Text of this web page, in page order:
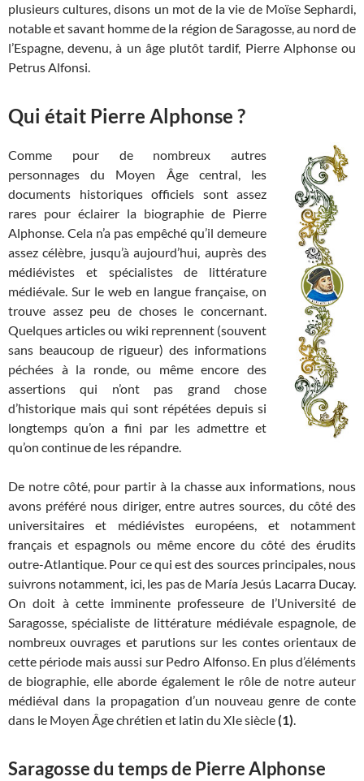
plusieurs cultures, disons un mot de la vie de Moïse Sephardi,
notable et savant homme de la région de Saragosse, au nord de
l’Espagne, devenu, à un âge plutôt tardif, Pierre Alphonse ou
Petrus Alfonsi.
Qui était Pierre Alphonse ?
Comme pour de nombreux autres
personnages du Moyen Âge central, les
documents historiques officiels sont assez
rares pour éclairer la biographie de Pierre
Alphonse. Cela n’a pas empêché qu’il demeure
assez célèbre, jusqu’à aujourd’hui, auprès des
médiévistes et spécialistes de littérature
médiévale. Sur le web en langue française, on
trouve assez peu de choses le concernant.
Quelques articles ou wiki reprennent (souvent
sans beaucoup de rigueur) des informations
péchées à la ronde, ou même encore des
assertions qui n’ont pas grand chose
d’historique mais qui sont répétées depuis si
longtemps qu’on a fini par les admettre et
qu’on continue de les répandre.
De notre côté, pour partir à la chasse aux informations, nous
avons préféré nous diriger, entre autres sources, du côté des
universitaires et médiévistes européens, et notamment
français et espagnols ou même encore du côté des érudits
outre-Atlantique. Pour ce qui est des sources principales, nous
suivrons notamment, ici, les pas de María Jesús Lacarra Ducay.
On doit à cette imminente professeure de l’Université de
Saragosse, spécialiste de littérature médiévale espagnole, de
nombreux ouvrages et parutions sur les contes orientaux de
cette période mais aussi sur Pedro Alfonso. En plus d’éléments
de biographie, elle aborde également le rôle de notre auteur
médiéval dans la propagation d’un nouveau genre de conte
dans le Moyen Âge chrétien et latin du XIe siècle(1).
Saragosse du temps de Pierre Alphonse